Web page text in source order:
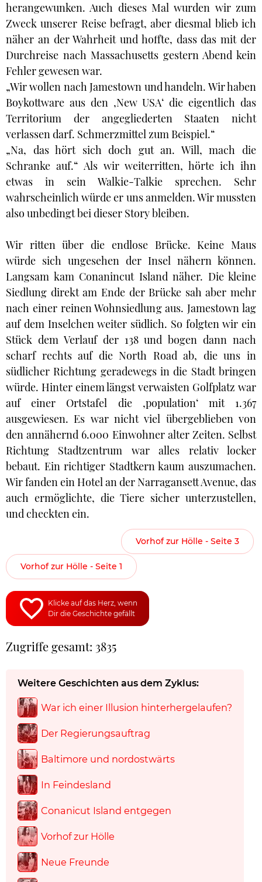
herangewunken. Auch dieses Mal wurden wir zum
Zweck unserer Reise befragt, aber diesmal blieb ich
näher an der Wahrheit und hoffte, dass das mit der
Durchreise nach Massachusetts gestern Abend kein
Fehler gewesen war.
„Wir wollen nach Jamestown und handeln. Wir haben
Boykottware aus den ‚New USA‘ die eigentlich das
Territorium der angegliederten Staaten nicht
verlassen darf. Schmerzmittel zum Beispiel.“
„Na, das hört sich doch gut an. Will, mach die
Schranke auf.“ Als wir weiterritten, hörte ich ihn
etwas in sein Walkie-Talkie sprechen. Sehr
wahrscheinlich würde er uns anmelden. Wir mussten
also unbedingt bei dieser Story bleiben.
Wir ritten über die endlose Brücke. Keine Maus
würde sich ungesehen der Insel nähern können.
Langsam kam Conanincut Island näher. Die kleine
Siedlung direkt am Ende der Brücke sah aber mehr
nach einer reinen Wohnsiedlung aus. Jamestown lag
auf dem Inselchen weiter südlich. So folgten wir ein
Stück dem Verlauf der 138 und bogen dann nach
scharf rechts auf die North Road ab, die uns in
südlicher Richtung geradewegs in die Stadt bringen
würde. Hinter einem längst verwaisten Golfplatz war
auf einer Ortstafel die ‚population‘ mit 1.367
ausgewiesen. Es war nicht viel übergeblieben von
den annähernd 6.000 Einwohner alter Zeiten. Selbst
Richtung Stadtzentrum war alles relativ locker
bebaut. Ein richtiger Stadtkern kaum auszumachen.
Wir fanden ein Hotel an der Narragansett Avenue, das
auch ermöglichte, die Tiere sicher unterzustellen,
und checkten ein.
Vorhof zur Hölle - Seite 3
Vorhof zur Hölle - Seite 1
Klicke auf das Herz, wenn
Dir die Geschichte gefällt
Zugriffe gesamt: 3835
Weitere Geschichten aus dem Zyklus:
War ich einer Illusion hinterhergelaufen?
Der Regierungsauftrag
Baltimore und nordostwärts
In Feindesland
Conanicut Island entgegen
Vorhof zur Hölle
Neue Freunde